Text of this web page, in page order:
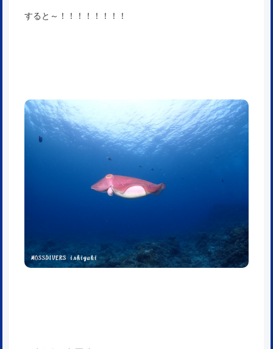
すると～！！！！！！！！